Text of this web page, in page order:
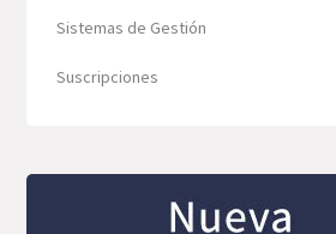
Sistemas de Gestión
Suscripciones